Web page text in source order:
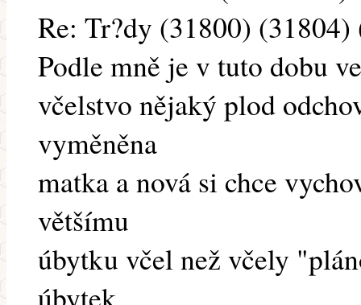
Re: Tr?dy (31800)
Podle mně je v tuto dobu
včelstvo nějaký plod
vyměněna
matka a nová si chce
většímu
úbytku včel než včely
úbytek